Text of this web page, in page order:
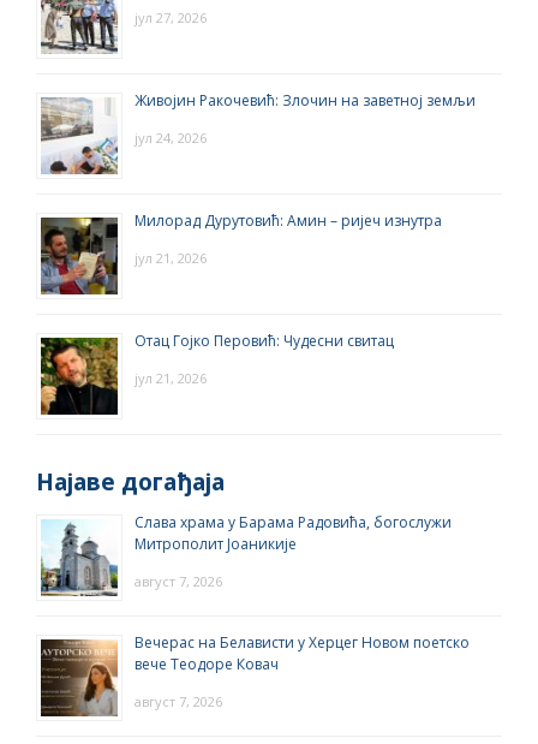
јул 27, 2026
Живојин Ракочевић: Злочин на заветној земљи
јул 24, 2026
Милорад Дурутовић: Амин – ријеч изнутра
јул 21, 2026
Отац Гојко Перовић: Чудесни свитац
јул 21, 2026
Најаве догађаја
Слава храма у Барама Радовића, богослужи
Митрополит Јоаникије
август 7, 2026
Вечерас на Белависти у Херцег Новом поетско
вече Теодоре Ковач
август 7, 2026